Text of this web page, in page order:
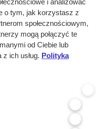
i analizować
o tym, jak korzystasz z
społecznościowym,
mogą połączyć te
od Ciebie lub
ich usług. Polityka